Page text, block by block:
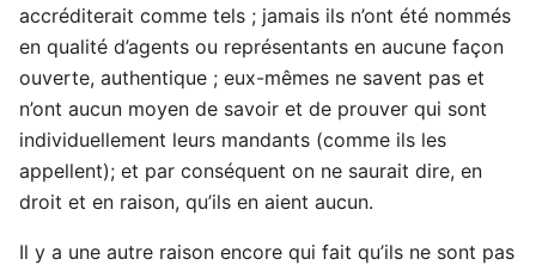
accréditerait comme tels ; jamais ils n’ont été nommés
en qualité d’agents ou représentants en aucune façon
ouverte, authentique ; eux-mêmes ne savent pas et
n’ont aucun moyen de savoir et de prouver qui sont
individuellement leurs mandants (comme ils les
appellent); et par conséquent on ne saurait dire, en
droit et en raison, qu’ils en aient aucun.
Il y a une autre raison encore qui fait qu’ils ne sont pas